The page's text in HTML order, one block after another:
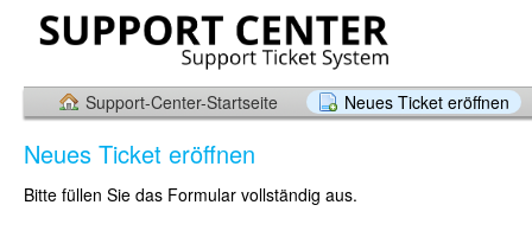
Support-Center-Startseite Neues Ticket eröffnen
Neues Ticket eröffnen
Bitte füllen Sie das Formular vollständig aus.